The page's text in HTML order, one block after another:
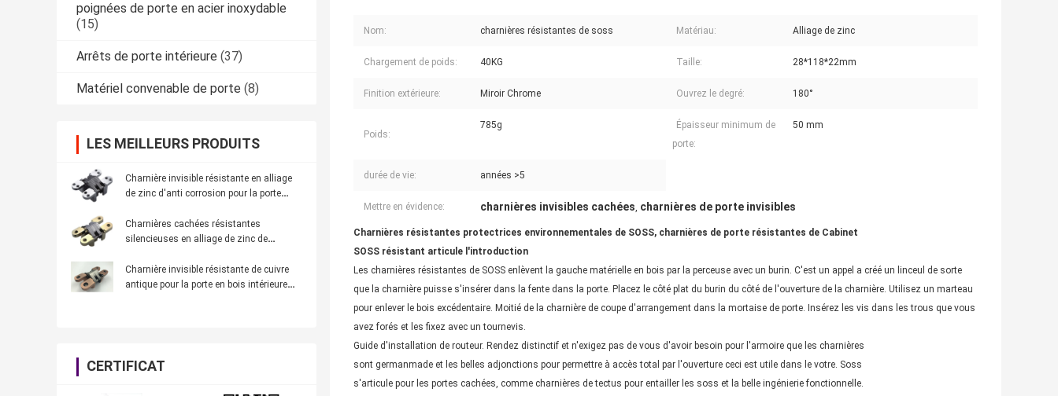
poignées de porte en acier inoxydable
(15)
Arrêts de porte intérieure (37)
Matériel convenable de porte (8)
LES MEILLEURS PRODUITS
Charnière invisible résistante en alliage
de zinc d'anti corrosion pour la porte
Charnières cachées résistantes
silencieuses en alliage de zinc de
légère
Charnière invisible résistante de cuivre
antique pour la porte en bois intérieure
CERTIFICAT
Nom: charnières résistantes de soss Matériau: Alliage de zinc
Chargement de poids: 40KG Taille: 28*118*22mm
Finition extérieure: Miroir Chrome Ouvrez le degré: 180°
Poids:
785g
Épaisseur minimum de
porte:
50 mm
durée de vie: années >5
Mettre en évidence: charnières invisibles cachées, charnières de porte invisibles
Charnières résistantes protectrices environnementales de SOSS, charnières de porte résistantes de Cabinet
SOSS résistant articule l'introduction
Les charnières résistantes de SOSS enlèvent la gauche matérielle en bois par la perceuse avec un burin. C'est un appel a créé un linceul de sorte
que la charnière puisse s'insérer dans la fente dans la porte. Placez le côté plat du burin du côté de l'ouverture de la charnière. Utilisez un marteau
pour enlever le bois excédentaire. Moitié de la charnière de coupe d'arrangement dans la mortaise de porte. Insérez les vis dans les trous que vous
avez forés et les fixez avec un tournevis.
Guide d'installation de routeur. Rendez distinctif et n'exigez pas de vous d'avoir besoin pour l'armoire que les charnières
sont germanmade et les belles adjonctions pour permettre à accès total par l'ouverture ceci est utile dans le votre. Soss
s'articule pour les portes cachées, comme charnières de tectus pour entailler les soss et la belle ingénierie fonctionnelle.